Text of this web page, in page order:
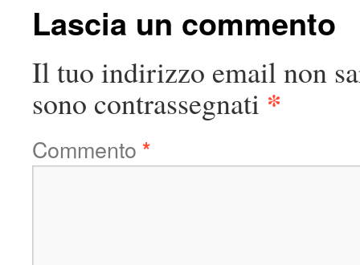
Lascia un commento
Il tuo indirizzo email non
sono contrassegnati *
Commento *